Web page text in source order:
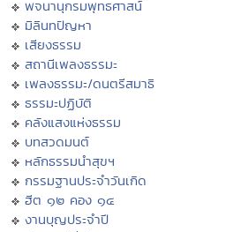
พจนานุกรมพุทธศาสน์
มิลินทปัญหา
เสียงธรรม
สถานีเพลงธรรมะ
เพลงธรรมะ/ดนตรีสมาธิ
ธรรมะปฏิบัติ
คลังแสงแห่งธรรม
บทสวดมนต์
หลักธรรมนำสุขฯ
กรรมฐานประจำวันเกิด
ฮีต ๑๒ คอง ๑๔
งานบุญประจำปี